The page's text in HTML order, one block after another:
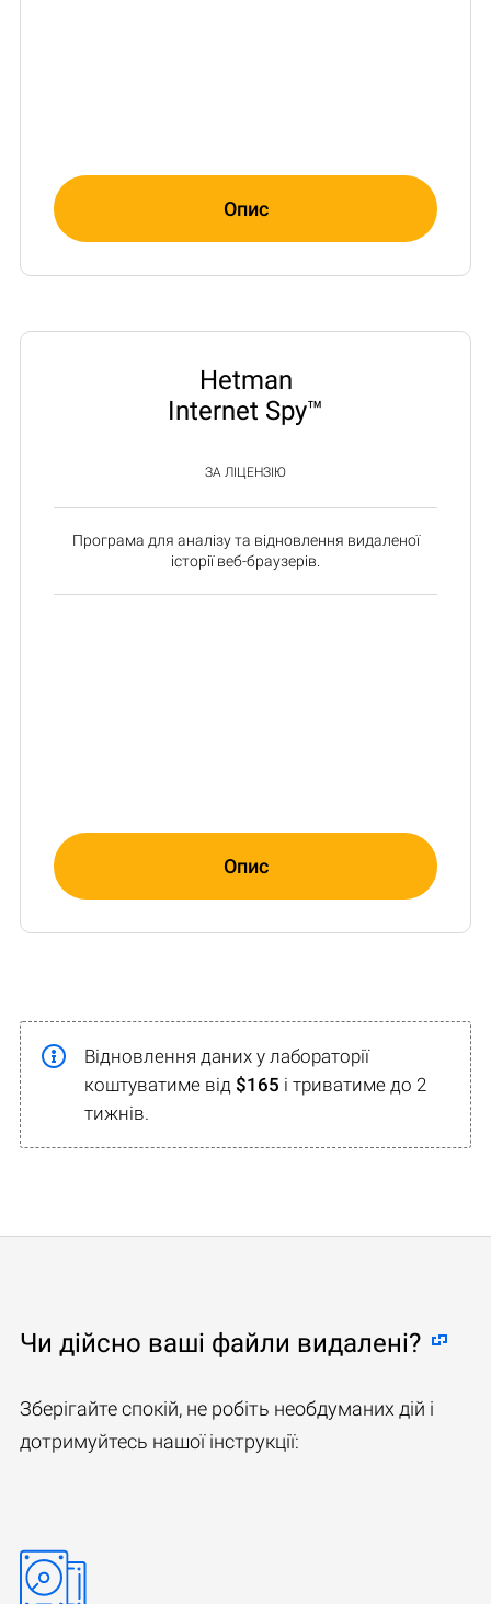
Опис
Hetman
Internet Spy™
ЗА ЛІЦЕНЗІЮ
Програма для аналізу та відновлення видаленої
історії веб-браузерів.
Опис
Відновлення даних у лабораторії
коштуватиме від $165 і триватиме до 2
тижнів.
Чи дійсно ваші файли видалені?
Зберігайте спокій, не робіть необдуманих дій і
дотримуйтесь нашої інструкції: